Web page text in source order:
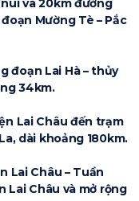
và 20km đường
Mường Tè – Pắc
đoạn Lai Hà – thủy
34km.
Lai Châu đến trạm
dài khoảng 180km.
Lai Châu – Tuần
Lai Châu và mở rộng